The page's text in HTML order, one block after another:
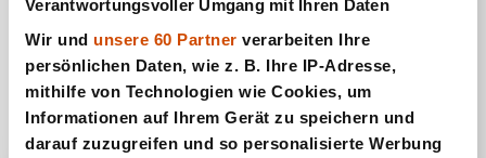
Verantwortungsvoller Umgang mit Ihren Daten
Wir und unsere 60 Partner verarbeiten Ihre
persönlichen Daten, wie z. B. Ihre IP-Adresse,
mithilfe von Technologien wie Cookies, um
Informationen auf Ihrem Gerät zu speichern und
darauf zuzugreifen und so personalisierte Werbung
Mathe Experte